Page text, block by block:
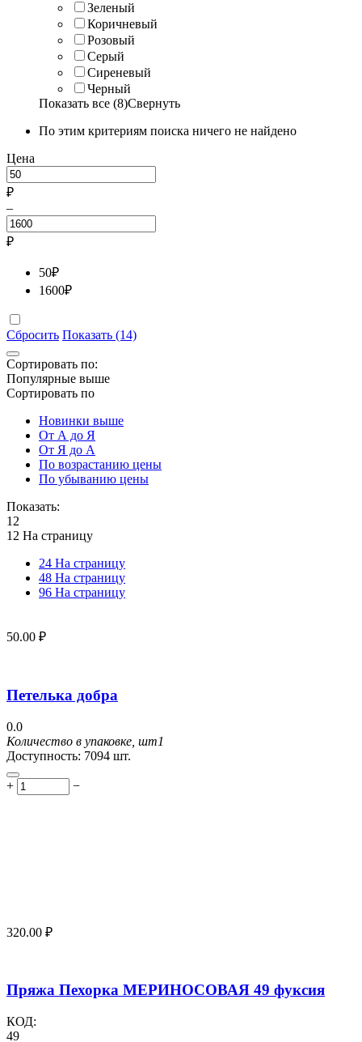
Зеленый
Коричневый
Розовый
Серый
Сиреневый
Черный
Показать все (8)Свернуть
По этим критериям поиска ничего не найдено
Цена
₽
–
₽
50₽
1600₽
Сбросить Показать (14)
Сортировать по:
Популярные выше
Сортировать по
Новинки выше
От А до Я
От Я до А
По возрастанию цены
По убыванию цены
Показать:
12
12 На страницу
24 На страницу
48 На страницу
96 На страницу
50.00 ₽
Петелька добра
0.0
Количество в упаковке, шт1
Доступность: 7094 шт.
+ −
320.00 ₽
Пряжа Пехорка МЕРИНОСОВАЯ 49 фуксия
КОД:
49